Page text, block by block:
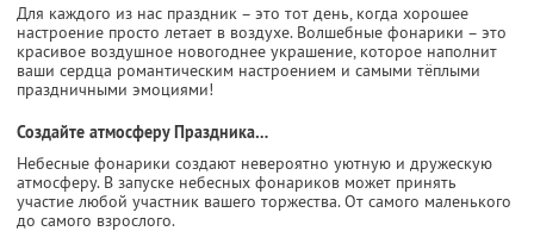
Для каждого из нас праздник – это тот день, когда хорошее
настроение просто летает в воздухе. Волшебные фонарики – это
красивое воздушное новогоднее украшение, которое наполнит
ваши сердца романтическим настроением и самыми тёплыми
праздничными эмоциями!
Создайте атмосферу Праздника…
Небесные фонарики создают невероятно уютную и дружескую
атмосферу. В запуске небесных фонариков может принять
участие любой участник вашего торжества. От самого маленького
до самого взрослого.